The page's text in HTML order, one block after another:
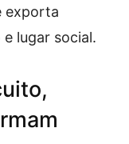
exporta
lugar social.